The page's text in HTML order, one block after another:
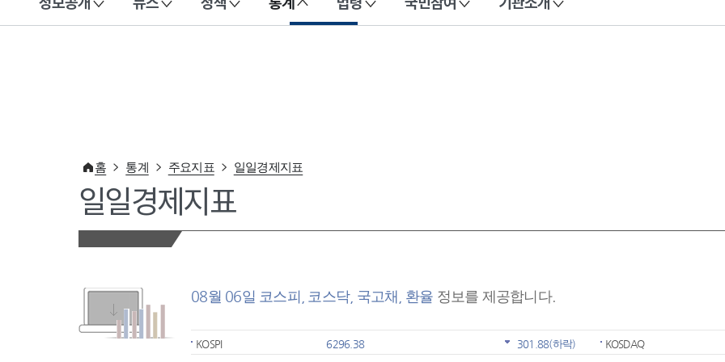
이 누리집은 대한민국 공식 전자정부 누리집입니다.
홈 통계 주요지표 일일경제지표
일일경제지표
08월 06일 코스피, 코스닥, 국고채, 환율 정보를 제공합니다.
KOSPI 6296.38 301.88(하락) KOSDAQ